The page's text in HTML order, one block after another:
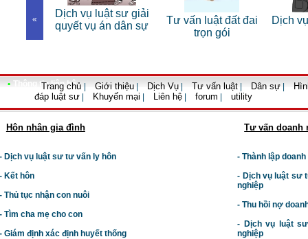
«
sư bào
Dịch vụ luật sư giải
quyết vụ án dân sự
Tư vấn luật đất đai
trọn gói
Dịch
• Thông tin liên hệ
Trang chủ Giới thiệu Dịch Vụ Tư vấn luật Dân sự
đáp luật sư
Khuyến mại Liên hệ forum utility
Hôn nhân gia đình
Dịch vụ luật sư tư vấn ly hôn
Kết hôn
Thủ tục nhận con nuôi
Tìm cha mẹ cho con
Giám định xác định huyết thống
Tư vấn doanh
- Thành lập
- Dịch vụ luật sư t
nghiệp
- Thu hồi nợ
- Dịch vụ luật
nghiệp